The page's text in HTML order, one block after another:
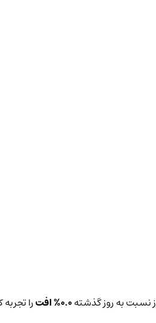
نسبت به روز گذشته0.0% افترا